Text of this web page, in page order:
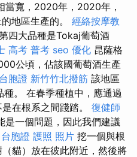
當寬，2020年，2020年，
地區生產的。 經絡按摩教
四大品種是Tokaj葡萄酒
高考 普考 seo 優化 昆薩格
公頃，佔該國葡萄酒生產
胞證 新竹竹北撥筋 該地區
。 在春季種植中，應通過
在根系之間踐踏。 復健師
是一個問題，因此我們建議
台胞證 護照 照片 挖一個與根
貓）放在彼此附近，然後將